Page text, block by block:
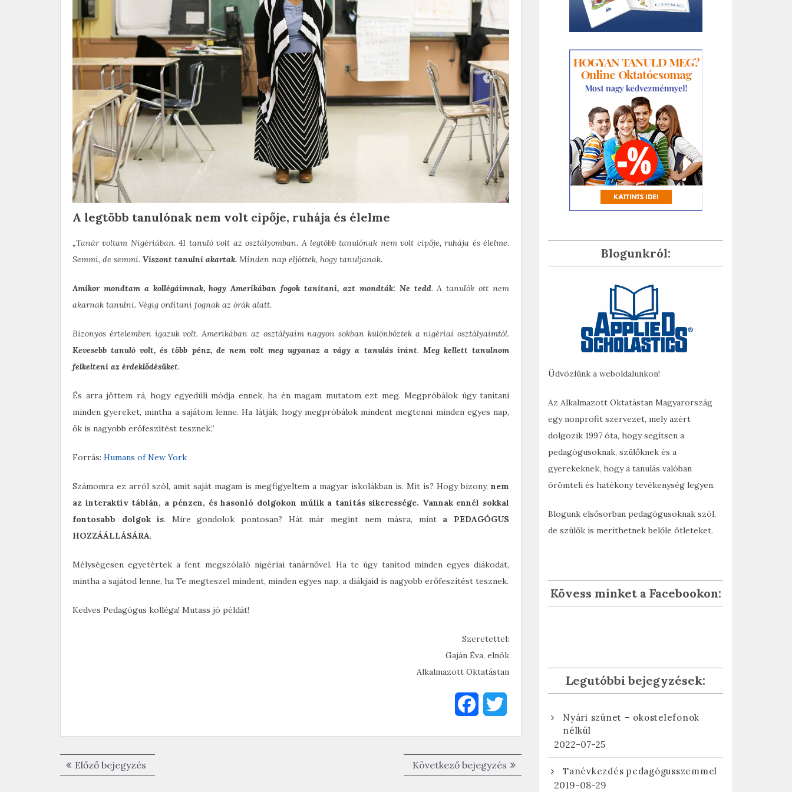
A legtöbb tanulónak nem volt cipője, ruhája és élelme
„Tanár voltam Nigériában. 41 tanuló volt az osztályomban. A legtöbb tanulónak nem volt cipője, ruhája és élelme.
Semmi, de semmi. Viszont tanulni akartak. Minden nap eljöttek, hogy tanuljanak.
Amikor mondtam a kollégáimnak, hogy Amerikában fogok tanítani, azt mondták: Ne tedd. A tanulók ott nem
akarnak tanulni. Végig ordítani fognak az órák alatt.
Bizonyos értelemben igazuk volt. Amerikában az osztályaim nagyon sokban különböztek a nigériai osztályaimtól.
Kevesebb tanuló volt, és több pénz, de nem volt meg ugyanaz a vágy a tanulás iránt. Meg kellett tanulnom
felkelteni az érdeklődésüket.
És arra jöttem rá, hogy egyedüli módja ennek, ha én magam mutatom ezt meg. Megpróbálok úgy tanítani
minden gyereket, mintha a sajátom lenne. Ha látják, hogy megpróbálok mindent megtenni minden egyes nap,
ők is nagyobb erőfeszítést tesznek.”
Forrás: Humans of New York
Számomra ez arról szól, amit saját magam is megfigyeltem a magyar iskolákban is. Mit is? Hogy bizony, nem
az interaktív táblán, a pénzen, és hasonló dolgokon múlik a tanítás sikeressége. Vannak ennél sokkal
fontosabb dolgok is. Mire gondolok pontosan? Hát már megint nem másra, mint a PEDAGÓGUS
HOZZÁÁLLÁSÁRA.
Mélységesen egyetértek a fent megszólaló nigériai tanárnővel. Ha te úgy tanítod minden egyes diákodat,
mintha a sajátod lenne, ha Te megteszel mindent, minden egyes nap, a diákjaid is nagyobb erőfeszítést tesznek.
Kedves Pedagógus kolléga! Mutass jó példát!
Szeretettel:
Gaján Éva, elnök
Alkalmazott Oktatástan
e
t
Bejegyzés
navigáció
Előző bejegyzés
bejegyzés:
Következő bejegyzés Következő
bejegyzés:
Blogunkról:
Üdvözlünk a weboldalunkon!
Az Alkalmazott Oktatástan Magyarország
egy nonprofit szervezet, mely azért
dolgozik 1997 óta, hogy segítsen a
pedagógusoknak, szülőknek és a
gyerekeknek, hogy a tanulás valóban
örömteli és hatékony tevékenység legyen.
Blogunk elsősorban pedagógusoknak szól,
de szülők is meríthetnek belőle ötleteket.
Kövess minket a Facebookon:
Legutóbbi bejegyzések:
Nyári szünet – okostelefonok
nélkül
2022-07-25
Tanévkezdés pedagógusszemmel
2019-08-29